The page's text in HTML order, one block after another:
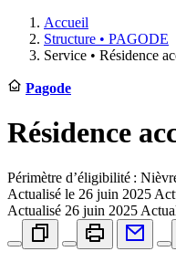
Accueil
Structure • PAGODE
Service • Résidence
Pagode
Résidence
Périmètre d’éligibilité :
Actualisé le 26 juin 2025
Actualisé 26 juin 2025